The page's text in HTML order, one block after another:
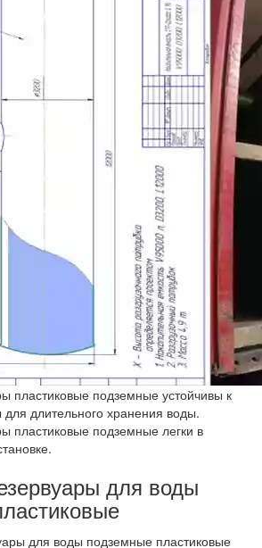
пластиковые подземные устойчивы к
длительного хранения воды.
пластиковые подземные легки в
для воды